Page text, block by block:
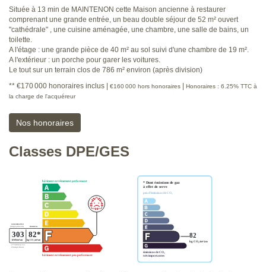
Située à 13 min de MAINTENON cette Maison ancienne à restaurer
comprenant une grande entrée, un beau double séjour de 52 m² ouvert
"cathédrale" , une cuisine aménagée, une chambre, une salle de bains, un
toilette.
A l'étage : une grande pièce de 40 m² au sol suivi d'une chambre de 19 m².
A l'extérieur : un porche pour garer les voitures.
Le tout sur un terrain clos de 786 m² environ (après division)
** €170 000 honoraires inclus €160 000 hors honoraires
Honoraires : 6.25% TTC à
la charge de l'acquéreur
Nos honoraires
Classes DPE/GES